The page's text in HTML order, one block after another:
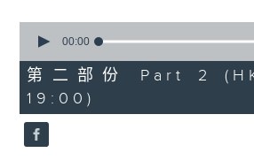
seconds
36
minutes,
0
seconds
00:00
第二部份 Part 2
19:00)